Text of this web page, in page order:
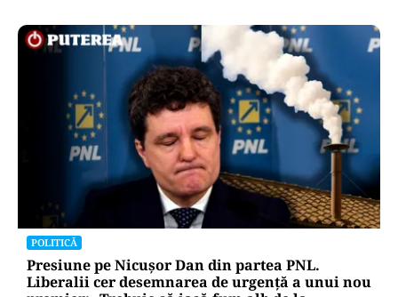
POLITICĂ
Presiune pe Nicușor Dan din partea PNL.
Liberalii cer desemnarea de urgență a unui nou